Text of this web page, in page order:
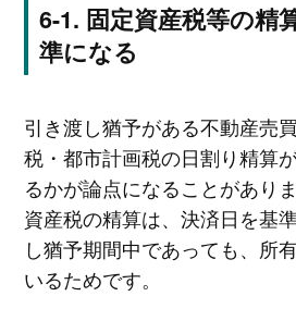
固定資産税等の精
準になる
引き渡し猶予がある不動産売
税・都市計画税の日割り精算
るかが論点になることがあり
資産税の精算は、決済日を基
し猶予期間中であっても、所
いるためです。